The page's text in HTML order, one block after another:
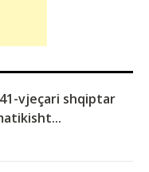
vjeçari shqiptar